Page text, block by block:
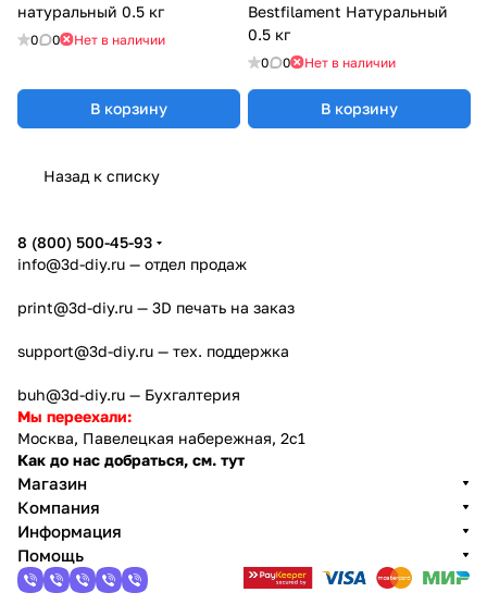
натуральный 0.5 кг
0 0 Нет в наличии
В корзину
Bestfilament Натуральный
0.5 кг
0 0 Нет в наличии
В корзину
Назад к списку
8 (800) 500-45-93
info@3d-diy.ru — отдел продаж
print@3d-diy.ru — 3D печать на заказ
support@3d-diy.ru — тех. поддержка
buh@3d-diy.ru — Бухгалтерия
Мы переехали:
Москва, Павелецкая набережная, 2с1
Как до нас добраться, см. тут
Магазин
Компания
Информация
Помощь